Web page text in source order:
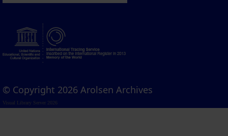
© Copyright 2026 Arolsen Archives
Visual Library Server 2026